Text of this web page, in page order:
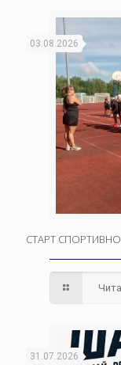
03.08.2026
СТАРТ
31.07.2026